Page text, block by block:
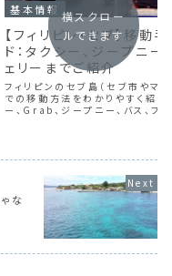
基本情報
【フィリピン・セブ】移動
ド：タクシー、ジープニー
ェリーまでご紹介
フィリピンのセブ島（セブ市やマ
での移動方法をわかりやすく紹介
ー、Grab、ジープニー、バス、フ
横スクロー
ルできます
な